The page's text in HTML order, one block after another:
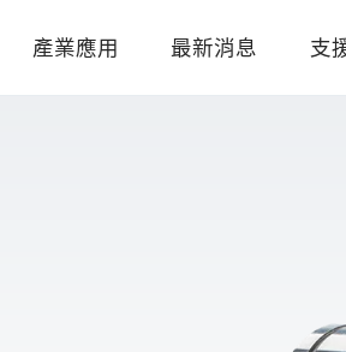
產業應用 最新消息 支